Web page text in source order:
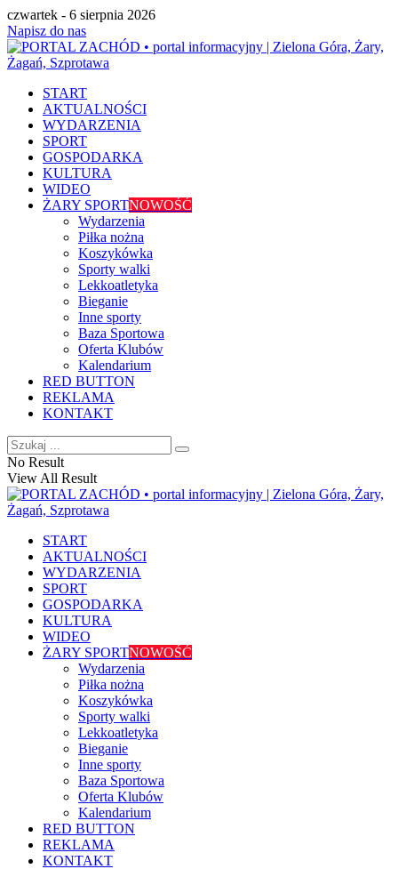
czwartek - 6 sierpnia 2026
Napisz do nas
START
AKTUALNOŚCI
WYDARZENIA
SPORT
GOSPODARKA
KULTURA
WIDEO
ŻARY SPORTNOWOŚĆ
Wydarzenia
Piłka nożna
Koszykówka
Sporty walki
Lekkoatletyka
Bieganie
Inne sporty
Baza Sportowa
Oferta Klubów
Kalendarium
RED BUTTON
REKLAMA
KONTAKT
No Result
View All Result
START
AKTUALNOŚCI
WYDARZENIA
SPORT
GOSPODARKA
KULTURA
WIDEO
ŻARY SPORTNOWOŚĆ
Wydarzenia
Piłka nożna
Koszykówka
Sporty walki
Lekkoatletyka
Bieganie
Inne sporty
Baza Sportowa
Oferta Klubów
Kalendarium
RED BUTTON
REKLAMA
KONTAKT